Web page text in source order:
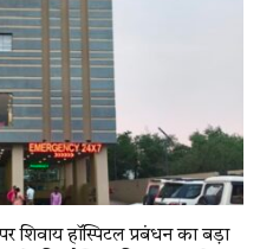
शिवाय हॉस्पिटल प्रबंधन का बड़ा